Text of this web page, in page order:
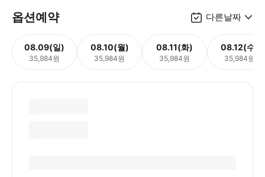
옵션예약 다른날짜
08.09(일)
35,984원
08.10(월)
35,984원
08.11(화)
35,984원
08.12(수)
35,984원